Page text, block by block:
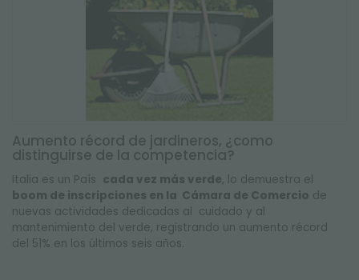
Aumento récord de jardineros, ¿como
distinguirse de la competencia?
Italia es un País cada vez más verde, lo demuestra el
boom de inscripciones en la Cámara de Comercio de
nuevas actividades dedicadas al cuidado y al
mantenimiento del verde, registrando un aumento récord
del 51% en los últimos seis años.